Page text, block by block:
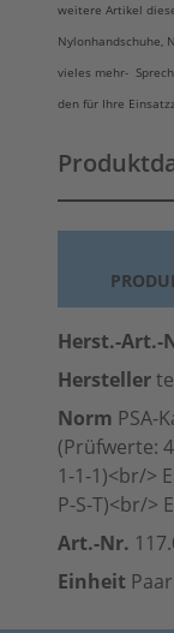
weitere Artikel
Nylonhandschuhe,
vieles mehr-
den für Ihre
Herst.-Art.-
Hersteller
Norm PSA-
(Prüfwerte:
1-1-1)<br/>
P-S-T)<br/>
Art.-Nr.
Einheit Paar